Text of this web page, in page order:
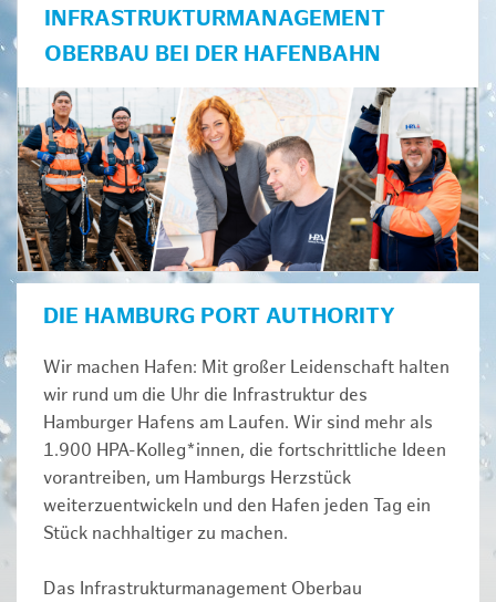
INFRASTRUKTURMANAGEMENT
OBERBAU BEI DER HAFENBAHN
DIE HAMBURG PORT AUTHORITY
Wir machen Hafen: Mit großer Leidenschaft halten
wir rund um die Uhr die Infrastruktur des
Hamburger Hafens am Laufen. Wir sind mehr als
1.900 HPA-Kolleg*innen, die fortschrittliche Ideen
vorantreiben, um Hamburgs Herzstück
weiterzuentwickeln und den Hafen jeden Tag ein
Stück nachhaltiger zu machen.
Das Infrastrukturmanagement Oberbau